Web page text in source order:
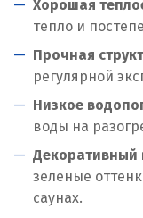
Хорошая
тепло и
Прочная
регулярной
Низкое
воды на
Декоративный
зеленые
саунах.